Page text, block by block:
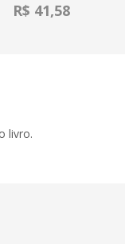
R$ 41,58
livro.